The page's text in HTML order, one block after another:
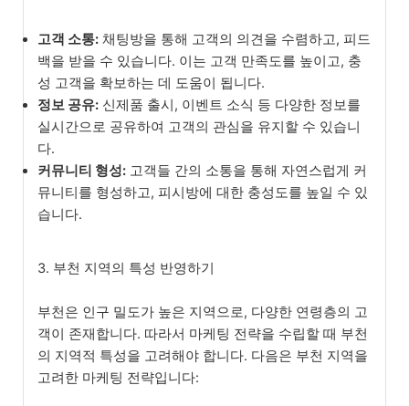
고객 소통: 채팅방을 통해 고객의 의견을 수렴하고, 피드
백을 받을 수 있습니다. 이는 고객 만족도를 높이고, 충
성 고객을 확보하는 데 도움이 됩니다.
정보 공유: 신제품 출시, 이벤트 소식 등 다양한 정보를
실시간으로 공유하여 고객의 관심을 유지할 수 있습니
다.
커뮤니티 형성: 고객들 간의 소통을 통해 자연스럽게 커
뮤니티를 형성하고, 피시방에 대한 충성도를 높일 수 있
습니다.
3. 부천 지역의 특성 반영하기
부천은 인구 밀도가 높은 지역으로, 다양한 연령층의 고
객이 존재합니다. 따라서 마케팅 전략을 수립할 때 부천
의 지역적 특성을 고려해야 합니다. 다음은 부천 지역을
고려한 마케팅 전략입니다: